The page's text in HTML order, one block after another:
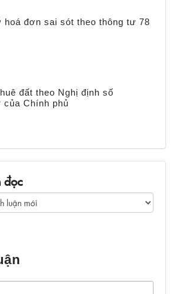
đơn sai sót theo thông tư 78
đất theo Nghị định số
của Chính phủ
đọc